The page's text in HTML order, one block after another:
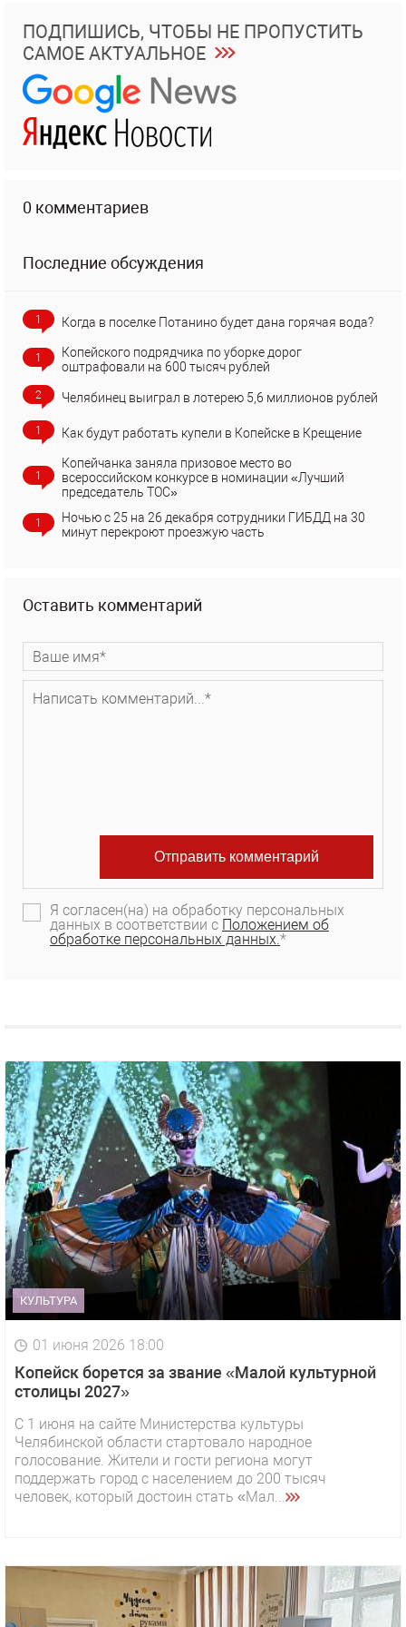
ПОДПИШИСЬ, ЧТОБЫ НЕ ПРОПУСТИТЬ
САМОЕ АКТУАЛЬНОЕ
0 комментариев
Последние обсуждения
1 Когда в поселке Потанино будет дана горячая вода?
1
Копейского подрядчика по уборке дорог
оштрафовали на 600 тысяч рублей
2 Челябинец выиграл в лотерею 5,6 миллионов рублей
1 Как будут работать купели в Копейске в Крещение
1
Копейчанка заняла призовое место во
всероссийском конкурсе в номинации «Лучший
председатель ТОС»
1
Ночью с 25 на 26 декабря сотрудники ГИБДД на 30
минут перекроют проезжую часть
Оставить комментарий
Я согласен(на) на обработку персональных
данных в соответствии с Положением об
обработке персональных данных.*
КУЛЬТУРА
01 июня 2026 18:00
Копейск борется за звание «Малой культурной
столицы 2027»
С 1 июня на сайте Министерства культуры
Челябинской области стартовало народное
голосование. Жители и гости региона могут
поддержать город с населением до 200 тысяч
человек, который достоин стать «Мал...